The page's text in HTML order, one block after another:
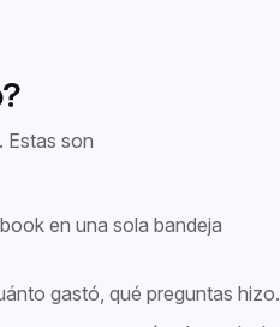
Estas son
en una sola bandeja
gastó, qué preguntas hizo.